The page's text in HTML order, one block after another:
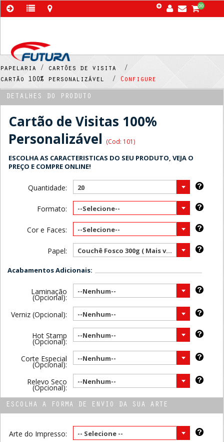
00
papelaria /
cartões de visita /
cartão 100% personalizável /
Configure
DETALHES DO PRODUTO
Cartão de Visitas 100%
Personalizável (Cod: 101)
ESCOLHA AS CARACTERISTICAS DO SEU PRODUTO, VEJA O
PREÇO E COMPRE ONLINE!
Quantidade: 20
Formato: --Selecione--
Cor e Faces: --Selecione--
Papel: Couchê Fosco 300g ( Mais vendido )
Acabamentos Adicionais:
Laminação
(Opcional):
--Nenhum--
Verniz (Opcional): --Nenhum--
Hot Stamp
(Opcional):
--Nenhum--
Corte Especial
(Opcional):
--Nenhum--
Relevo Seco
(Opcional):
--Nenhum--
ESCOLHA A FORMA DE ENVIO DA SUA ARTE
Arte do Impresso: -- Selecione --